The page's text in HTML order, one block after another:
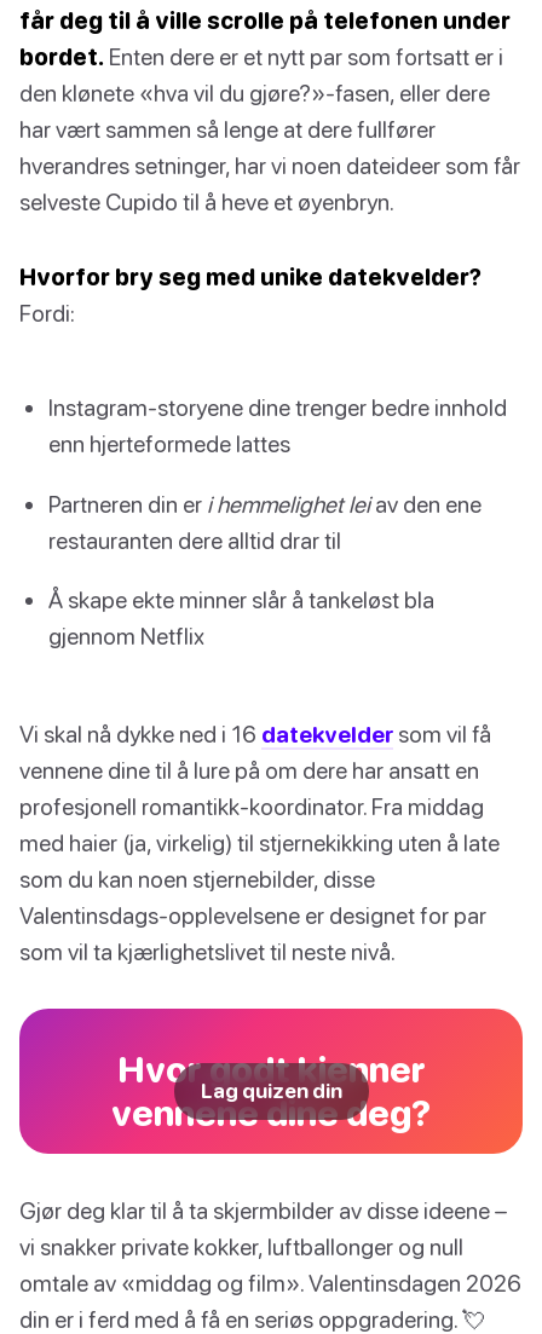
får deg til å ville scrolle på telefonen under
bordet. Enten dere er et nytt par som fortsatt er i
den klønete «hva vil du gjøre?»-fasen, eller dere
har vært sammen så lenge at dere fullfører
hverandres setninger, har vi noen dateideer som får
selveste Cupido til å heve et øyenbryn.
Hvorfor bry seg med unike datekvelder?
Fordi:
Instagram-storyene dine trenger bedre innhold
enn hjerteformede lattes
Partneren din er i hemmelighet leiav den ene
restauranten dere alltid drar til
Å skape ekte minner slår å tankeløst bla
gjennom Netflix
Vi skal nå dykke ned i 16 datekvelder som vil få
vennene dine til å lure på om dere har ansatt en
profesjonell romantikk-koordinator. Fra middag
med haier (ja, virkelig) til stjernekikking uten å late
som du kan noen stjernebilder, disse
Valentinsdags-opplevelsene er designet for par
som vil ta kjærlighetslivet til neste nivå.
Hvor godt kjenner
vennene dine deg?
Lag quizen din
Gjør deg klar til å ta skjermbilder av disse ideene –
vi snakker private kokker, luftballonger og null
omtale av «middag og film». Valentinsdagen 2026
din er i ferd med å få en seriøs oppgradering. 💘